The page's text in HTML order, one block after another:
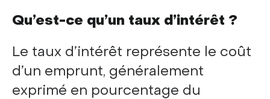
Qu’est-ce qu’un taux d’intérêt ?
Le taux d’intérêt représente le coût
d’un emprunt, généralement
exprimé en pourcentage du